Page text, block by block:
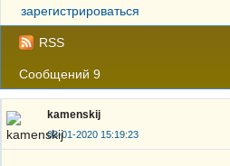
зарегистрироваться
RSS
Сообщений 9
kamenskij
03-01-2020 15:19:23